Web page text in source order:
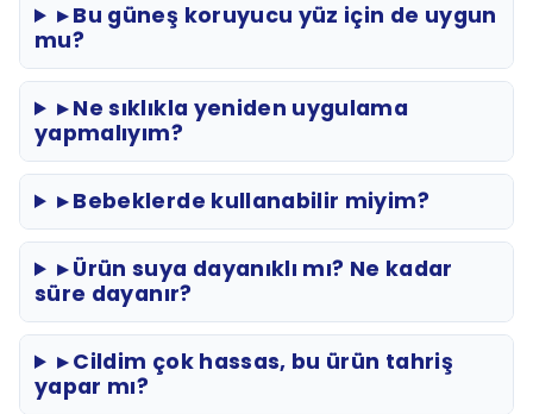
▸ Bu güneş koruyucu yüz için de uygun
mu?
▸ Ne sıklıkla yeniden uygulama
yapmalıyım?
▸ Bebeklerde kullanabilir miyim?
▸ Ürün suya dayanıklı mı? Ne kadar
süre dayanır?
▸ Cildim çok hassas, bu ürün tahriş
yapar mı?